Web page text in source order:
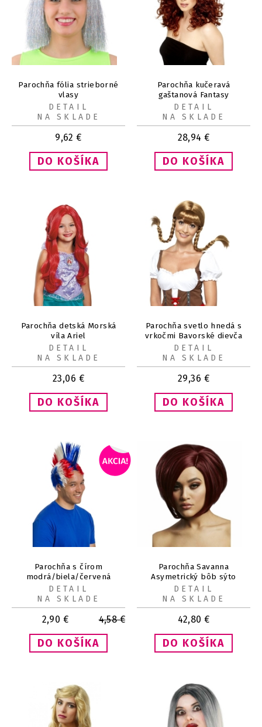
Parochňa fólia strieborné
vlasy
9,62 €
DETAIL
NA SKLADE
Parochňa kučeravá
gaštanová Fantasy
28,94 €
DETAIL
NA SKLADE
Parochňa detská Morská
víla Ariel
23,06 €
DETAIL
NA SKLADE
Parochňa svetlo hnedá s
vrkočmi Bavorské dievča
29,36 €
DETAIL
NA SKLADE
Parochňa s čírom
modrá/biela/červená
2,90 € 4,58€
DETAIL
NA SKLADE
Parochňa Savanna
Asymetrický bôb sýto
červená
42,80 €
DETAIL
NA SKLADE